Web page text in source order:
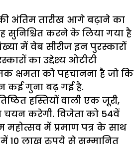
अंतिम तारीख आगे बढ़ाने का
सुनिश्चित करने के लिया गया है
में वेब सीरीज इन पुरस्कारों
का उद्देश्य ओटीटी
क्षमता को पहचानना है जो कि
कई गुना बढ़ गई है.
हस्तियों वाली एक जूरी,
चयन करेगी. विजेता को 54वें
महोत्सव में प्रमाण पत्र के साथ
10 लाख रुपये से सम्मानित